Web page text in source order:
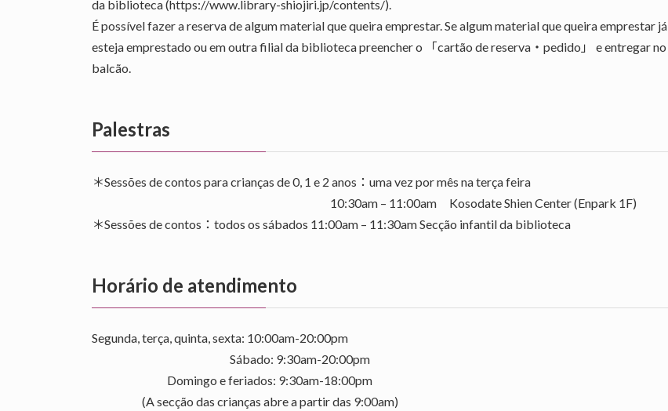
da biblioteca (https://www.library-shiojiri.jp/contents/).
É possível fazer a reserva de algum material que queira emprestar. Se algum material que queira emprestar já
esteja emprestado ou em outra filial da biblioteca preencher o 「cartão de reserva・pedido」 e entregar no
balcão.
Palestras
＊Sessões de contos para crianças de 0, 1 e 2 anos：uma vez por mês na terça feira
10:30am – 11:00am Kosodate Shien Center (Enpark 1F)
＊Sessões de contos：todos os sábados 11:00am – 11:30am Secção infantil da biblioteca
Horário de atendimento
Segunda, terça, quinta, sexta: 10:00am-20:00pm
Sábado: 9:30am-20:00pm
Domingo e feriados: 9:30am-18:00pm
(A secção das crianças abre a partir das 9:00am)